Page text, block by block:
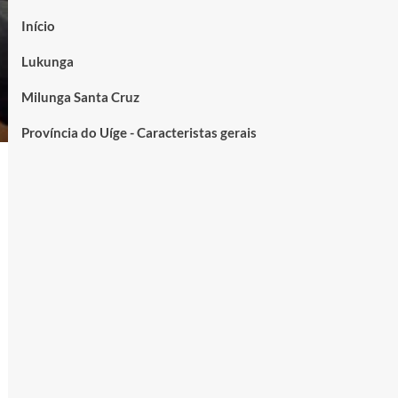
Início
Lukunga
Milunga Santa Cruz
Província do Uíge - Caracteristas gerais